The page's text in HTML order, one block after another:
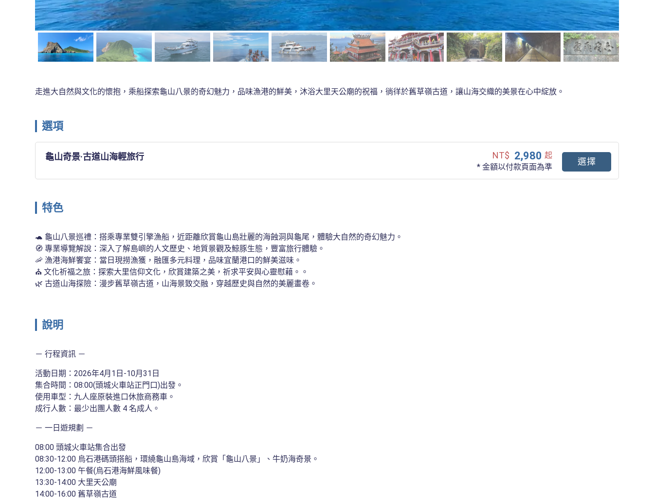
走進大自然與文化的懷抱，乘船探索龜山八景的奇幻魅力，品味漁港的鮮美，沐浴大里天公廟的祝福，徜徉於舊草嶺古道，讓山海交織的美景在心中綻放。
選項
龜山奇景·古道山海輕旅行 NT$ 2,980 起
* 金額以付款頁面為準
選擇
特色
🐢 龜山八景巡禮：搭乘專業雙引擎漁船，近距離欣賞龜山島壯麗的海蝕洞與龜尾，體驗大自然的奇幻魅力。
🧭 專業導覽解說：深入了解島嶼的人文歷史、地質景觀及鯨豚生態，豐富旅行體驗。
🦐 漁港海鮮饗宴：當日現撈漁獲，融匯多元料理，品味宜蘭港口的鮮美滋味。
⛪ 文化祈福之旅：探索大里信仰文化，欣賞建築之美，祈求平安與心靈慰藉。。
🌿 古道山海探險：漫步舊草嶺古道，山海景致交融，穿越歷史與自然的美麗畫卷。
說明
－ 行程資訊 －
活動日期：2026年4月1日-10月31日
集合時間：08:00(頭城火車站正門口)出發。
使用車型：九人座原裝進口休旅商務車。
成行人數：最少出團人數 4 名成人。
－ 一日遊規劃 －
08:00 頭城火車站集合出發
08:30-12:00 烏石港碼頭搭船，環繞龜山島海域，欣賞「龜山八景」、牛奶海奇景。
12:00-13:00 午餐(烏石港海鮮風味餐)
13:30-14:00 大里天公廟
14:00-16:00 舊草嶺古道